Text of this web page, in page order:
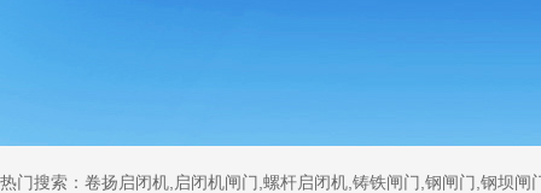
热门搜索：卷扬启闭机,启闭机闸门,螺杆启闭机,铸铁闸门,钢闸门,钢坝